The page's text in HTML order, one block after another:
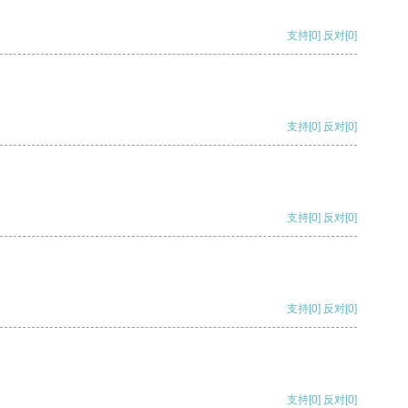
支持[0] 反对[0]
支持[0] 反对[0]
支持[0] 反对[0]
支持[0] 反对[0]
支持[0] 反对[0]